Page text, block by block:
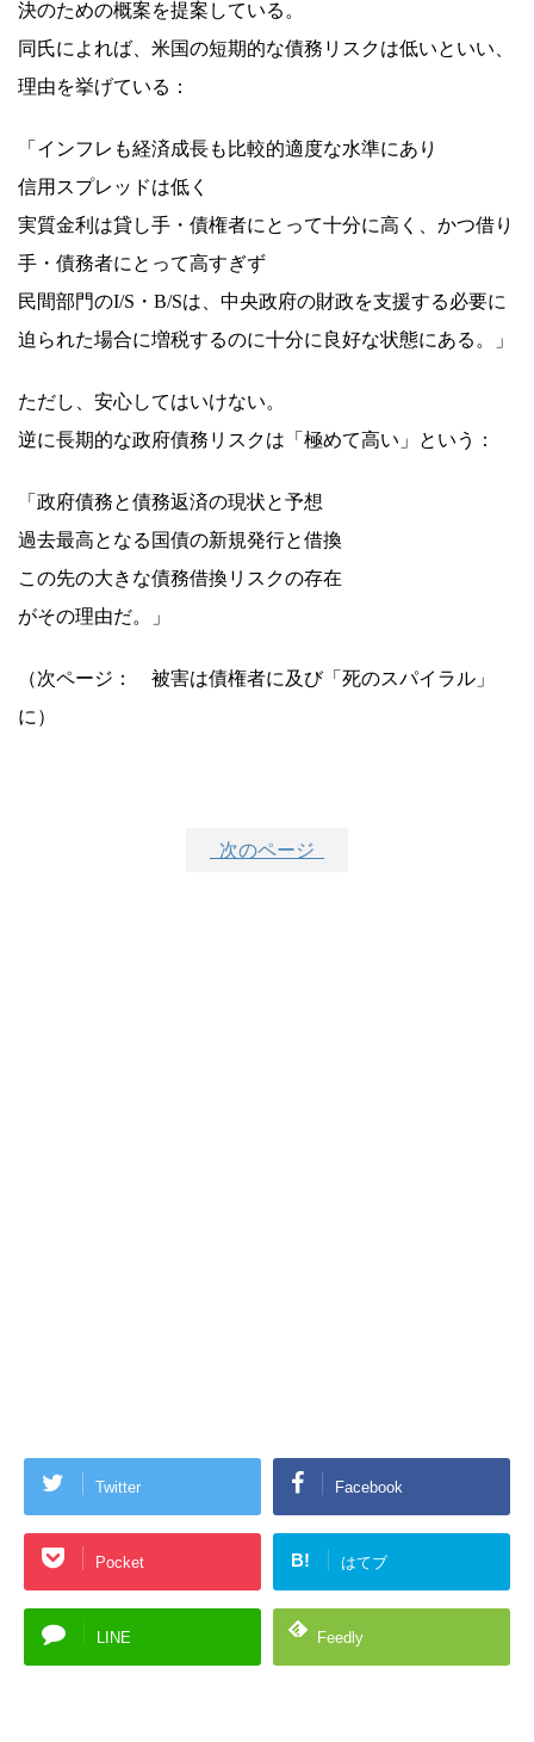
決のための概案を提案している。
同氏によれば、米国の短期的な債務リスクは低いといい、
理由を挙げている：
「インフレも経済成長も比較的適度な水準にあり
信用スプレッドは低く
実質金利は貸し手・債権者にとって十分に高く、かつ借り
手・債務者にとって高すぎず
民間部門のI/S・B/Sは、中央政府の財政を支援する必要に
迫られた場合に増税するのに十分に良好な状態にある。」
ただし、安心してはいけない。
逆に長期的な政府債務リスクは「極めて高い」という：
「政府債務と債務返済の現状と予想
過去最高となる国債の新規発行と借換
この先の大きな債務借換リスクの存在
がその理由だ。」
（次ページ： 被害は債権者に及び「死のスパイラル」
に）
次のページ
Twitter Facebook
Pocket B! はてブ
LINE Feedly